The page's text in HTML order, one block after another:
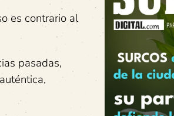
es contrario al
pasadas,